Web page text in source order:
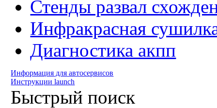
Стенды развал
Инфракрасная
Диагностика акпп
Информация для автосервисов
Инструкции launch
Быстрый поиск